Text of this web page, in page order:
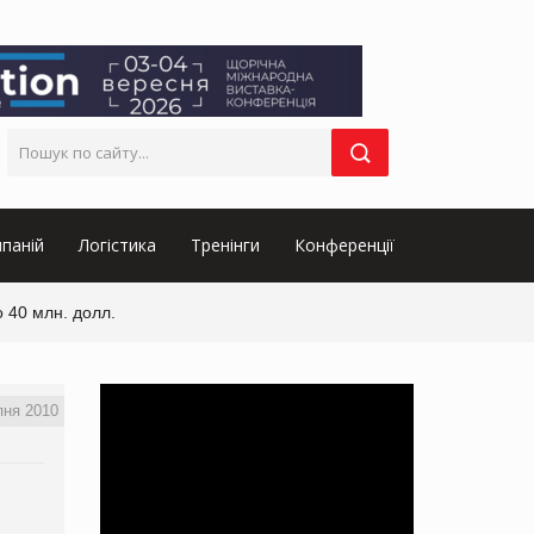
Логістика Тренінги Конференції
40 млн. долл.
2010